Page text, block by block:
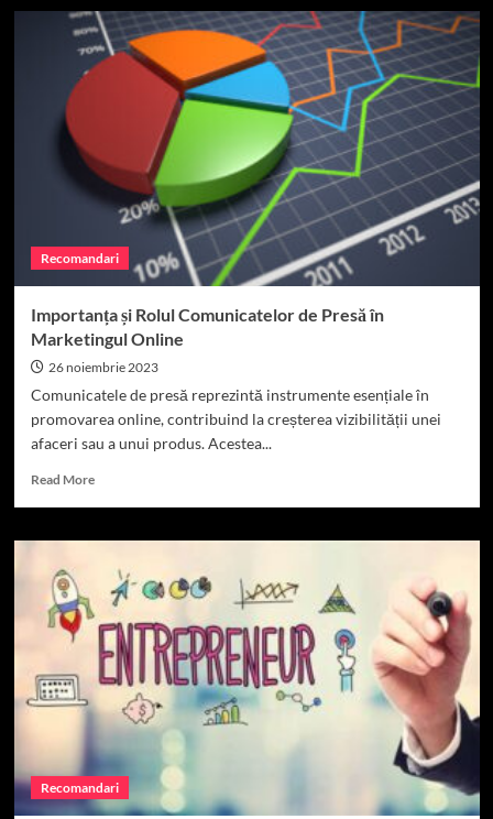
Rolul
Publicațiilor
Online
în
Publicul
Recomandari
Importanța și Rolul Comunicatelor de Presă în
Marketingul Online
26 noiembrie 2023
Comunicatele de presă reprezintă instrumente esențiale în
promovarea online, contribuind la creșterea vizibilității unei
afaceri sau a unui produs. Acestea...
Read MoreRead
Importanța
Rolul
Comunicatelor
de
Presă
în
Marketingul
Online
Recomandari